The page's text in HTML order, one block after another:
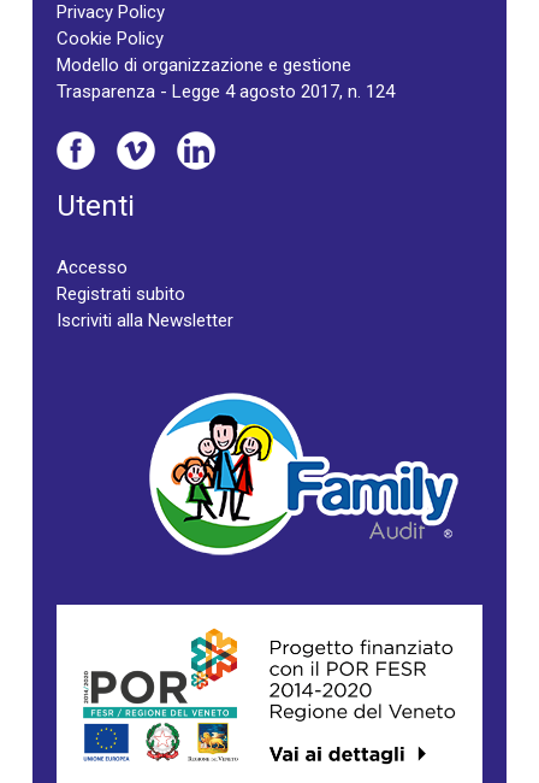
Privacy Policy
Cookie Policy
Modello di organizzazione e gestione
Trasparenza - Legge 4 agosto 2017, n. 124
Utenti
Accesso
Registrati subito
Iscriviti alla Newsletter